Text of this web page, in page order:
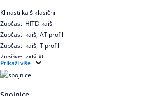
Klinasti kaiš klasični
Zupčasti HITD kaiš
Zupčasti kaiš, AT profil
Zupčasti kaiš, T profil
Zupčasti kaiš XL
Zupčasti STD kaiš
Uskoprofilno klinasto remenje
Uskoprofilno klinasto remenje spojeno
Prikaži više